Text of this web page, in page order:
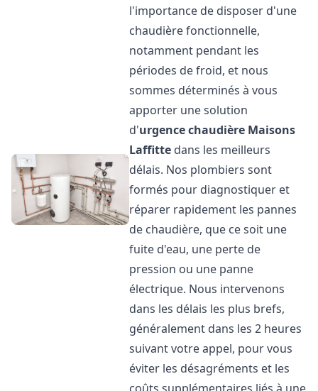
l'importance de disposer d'une
chaudière fonctionnelle,
notamment pendant les
périodes de froid, et nous
sommes déterminés à vous
apporter une solution
d'urgence chaudière Maisons
Laffitte dans les meilleurs
délais. Nos plombiers sont
formés pour diagnostiquer et
réparer rapidement les pannes
de chaudière, que ce soit une
fuite d'eau, une perte de
pression ou une panne
électrique. Nous intervenons
dans les délais les plus brefs,
généralement dans les 2 heures
suivant votre appel, pour vous
éviter les désagréments et les